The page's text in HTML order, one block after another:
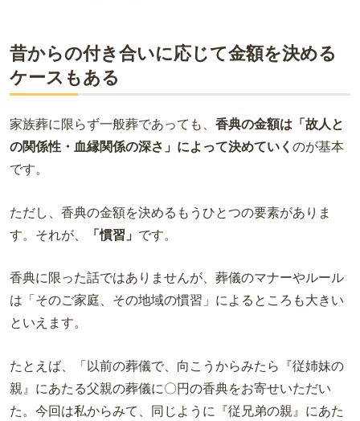
昔からの付き合いに応じて金額を決める
ケースもある
家族葬に限らず一般葬であっても、 香典の金額は「故人と
の関係性・血縁関係の深さ」によって決めていく のが基本
です。
ただし、香典の金額を決めるもうひとつの要素がありま
す。それが、
「慣習」 です。
香典に限った話ではありませんが、葬儀のマナーやルール
は「そのご家庭、その地域の慣習」によるところも大きい
といえます。
たとえば、「以前の葬儀で、向こうからみたら『従姉妹の
親』にあたる父親の葬儀に〇円の香典をお寄せいただい
た。今回は私からみて、同じように『従兄弟の親』にあた